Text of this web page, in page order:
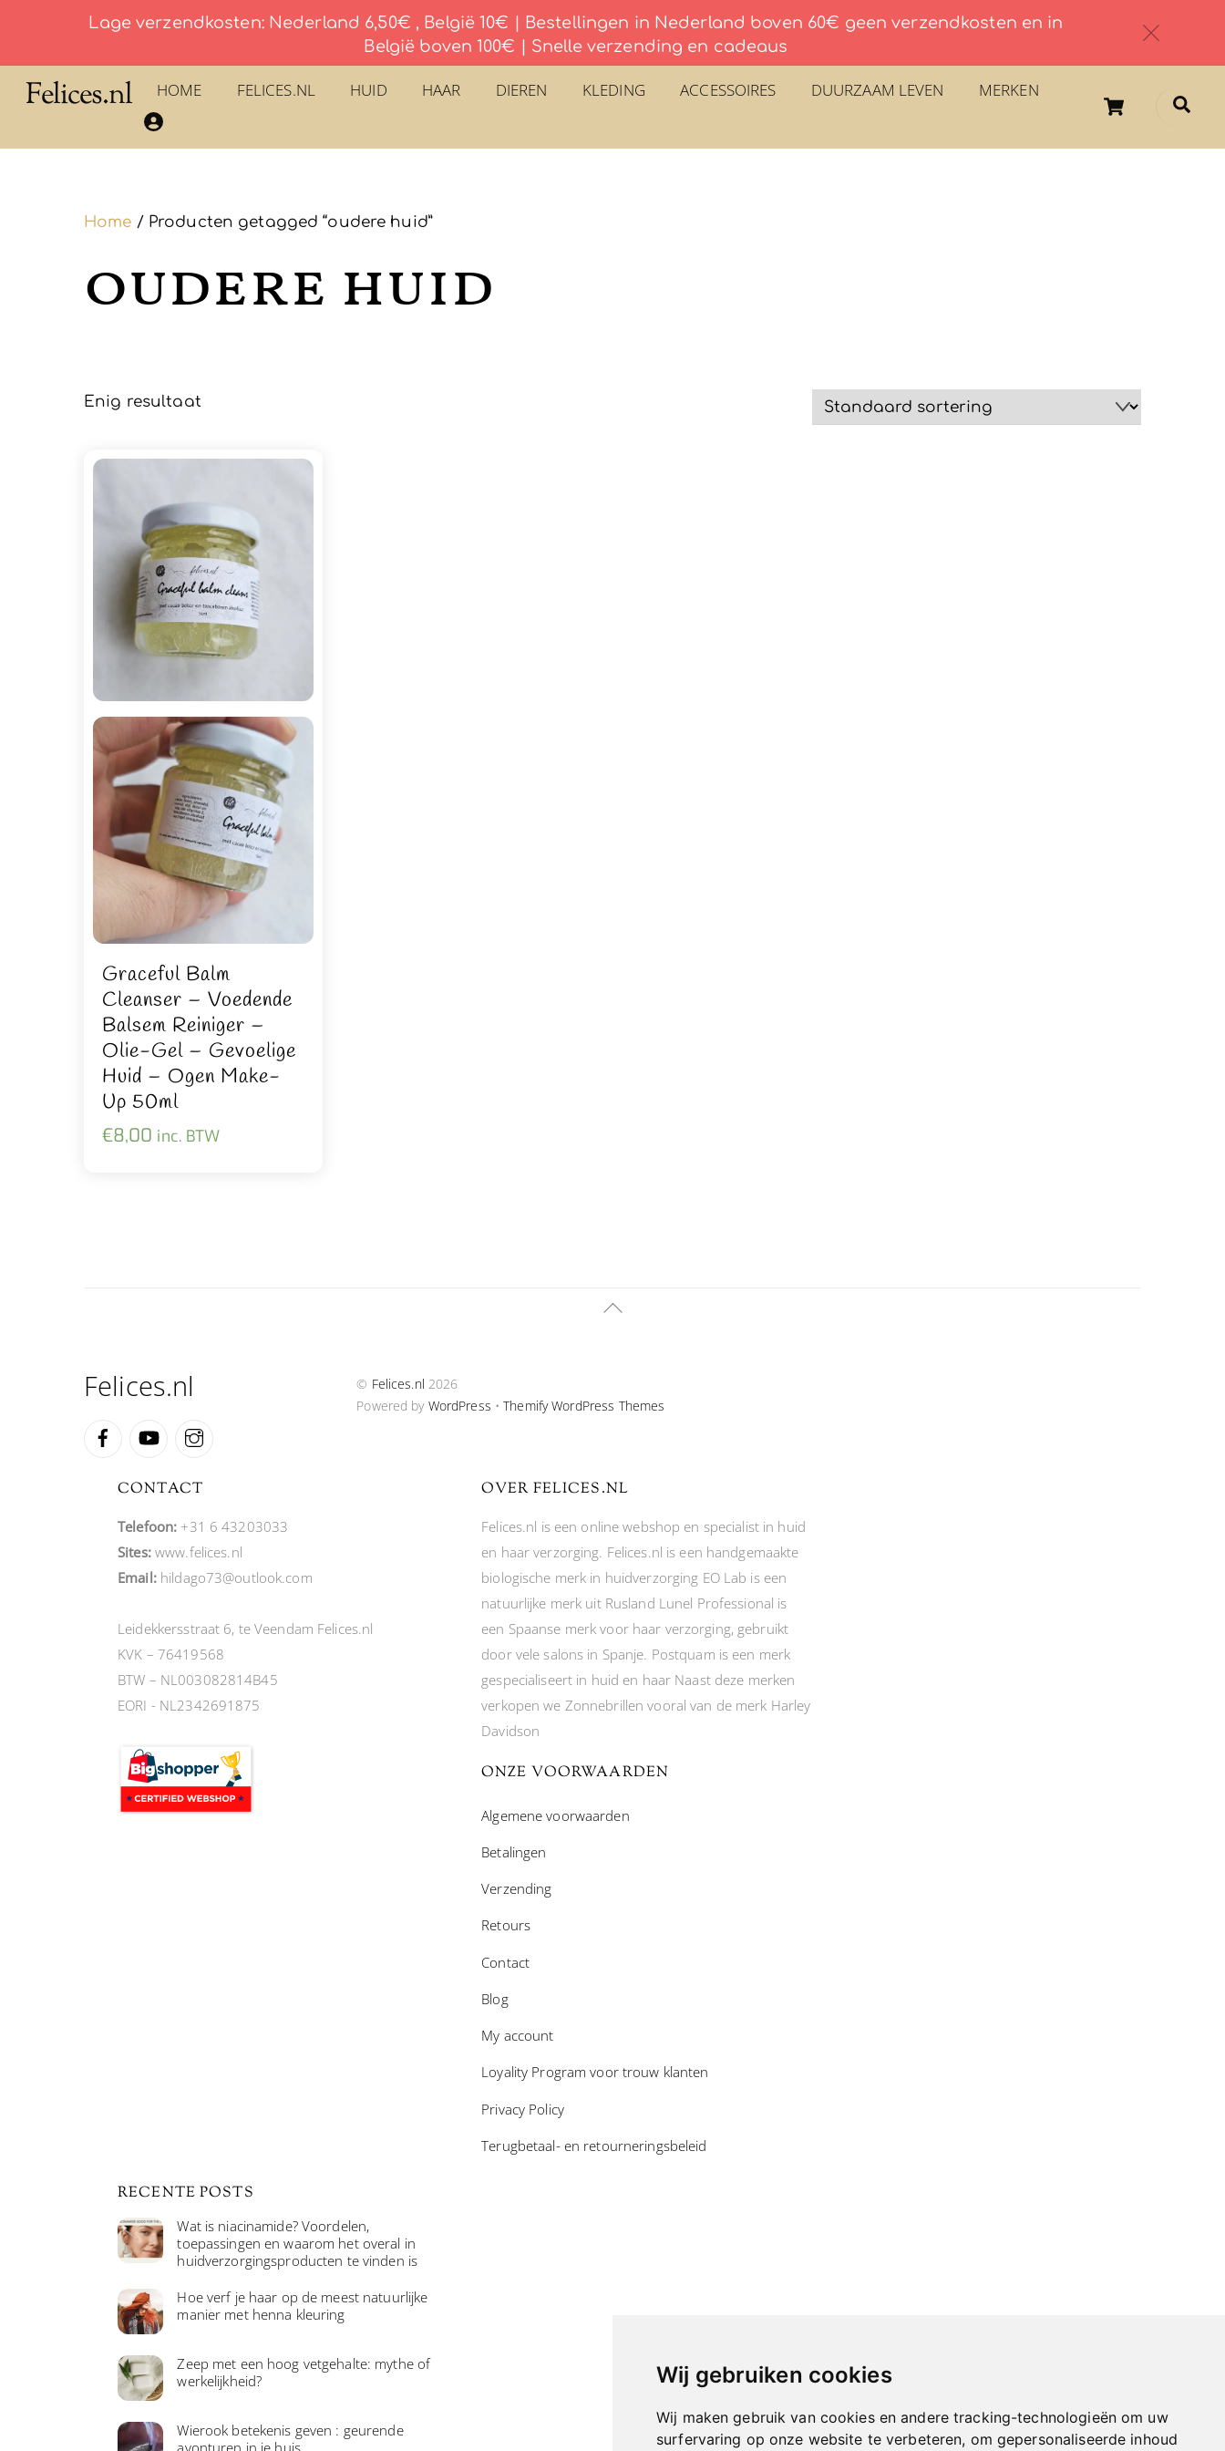
Wij gebruiken cookies
Wij maken gebruik van cookies en andere tracking-technologieën om uw
surfervaring op onze website te verbeteren, om gepersonaliseerde inhoud
Lage verzendkosten: Nederland 6,50€ , België 10€ | Bestellingen in Nederland boven 60€ geen verzendkosten en in
België boven 100€ | Snelle verzending en cadeaus
c
Felices.nl Cart
HOME FELICES.NL HUID HAAR DIEREN KLEDING ACCESSOIRES DUURZAAM LEVEN MERKEN
Home / Producten getagged “oudere huid”
oudere huid
Enig resultaat
Graceful Balm
Cleanser – Voedende
Balsem Reiniger –
Olie-Gel – Gevoelige
Huid – Ogen Make-
Up 50ml
€8,00 inc. BTW
Back
Felices.nl
FacebookYouTube
© Felices.nl 2026
Powered by WordPress •Themify WordPress Themes
CONTACT
Telefoon: +31 6 43203033
Sites:www.felices.nl
Email:hildago73@outlook.com
Leidekkersstraat 6, te Veendam Felices.nl
KVK – 76419568
BTW – NL003082814B45
EORI - NL2342691875
OVER FELICES.NL
Felices.nl is een online webshop en specialist in huid
en haar verzorging. Felices.nl is een handgemaakte
biologische merk in huidverzorging EO Lab is een
natuurlijke merk uit Rusland Lunel Professional is
een Spaanse merk voor haar verzorging, gebruikt
door vele salons in Spanje. Postquam is een merk
gespecialiseert in huid en haar Naast deze merken
verkopen we Zonnebrillen vooral van de merk Harley
Davidson
ONZE VOORWAARDEN
Algemene voorwaarden
Betalingen
Verzending
Retours
Contact
Blog
My account
Loyality Program voor trouw klanten
Privacy Policy
Terugbetaal- en retourneringsbeleid
RECENTE POSTS
Wat is niacinamide? Voordelen,
toepassingen en waarom het overal in
huidverzorgingsproducten te vinden is
Hoe verf je haar op de meest natuurlijke
manier met henna kleuring
Zeep met een hoog vetgehalte: mythe of
werkelijkheid?
Wierook betekenis geven : geurende